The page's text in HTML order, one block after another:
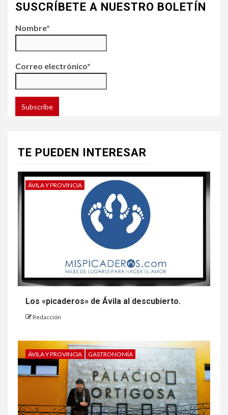
SUSCRÍBETE A NUESTRO BOLETÍN
Nombre*
Correo electrónico*
TE PUEDEN INTERESAR
ÁVILA Y PROVINCIA
Los «picaderos» de Ávila al descubierto.
Redacción
ÁVILA Y PROVINCIA GASTRONOMÍA